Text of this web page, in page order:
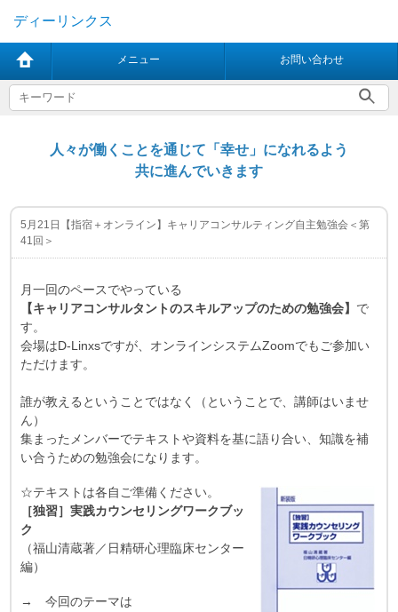
ディーリンクス
メニュー お問い合わせ
人々が働くことを通じて「幸せ」になれるよう
共に進んでいきます
5月21日【指宿＋オンライン】キャリアコンサルティング自主勉強会＜第
41回＞
月一回のペースでやっている
【キャリアコンサルタントのスキルアップのための勉強会】 で
す。
会場はD-Linxsですが、オンラインシステムZoomでもご参加い
ただけます。
誰が教えるということではなく（ということで、講師はいませ
ん）
集まったメンバーでテキストや資料を基に語り合い、知識を補
い合うための勉強会になります。
☆テキストは各自ご準備ください。
［独習］実践カウンセリングワークブッ
ク
（福山清蔵著／日精研心理臨床センター
編）
→ 今回のテーマは